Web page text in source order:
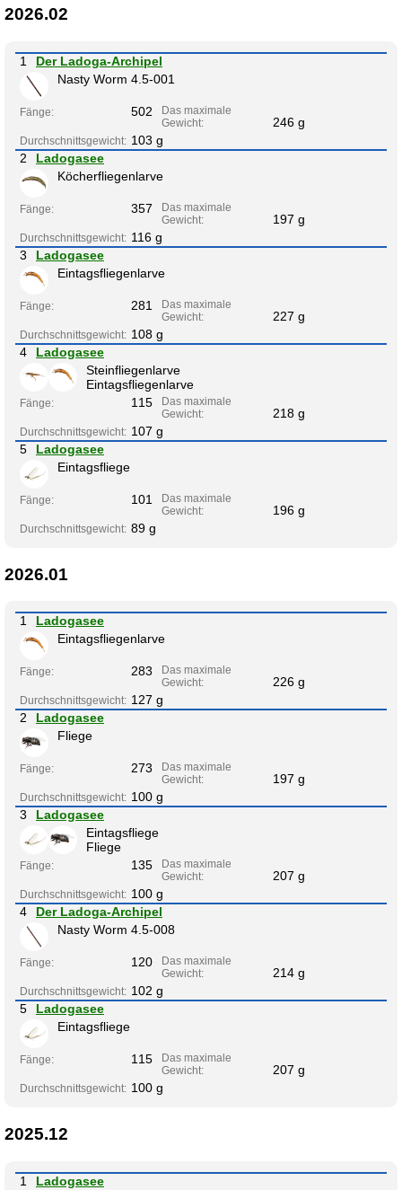
2026.02
1
Der Ladoga-Archipel
Nasty Worm 4.5-001
Fänge: 502
Das maximale
Gewicht:
246 g
Durchschnittsgewicht: 103 g
2
Ladogasee
Köcherfliegenlarve
Fänge: 357
Das maximale
Gewicht:
197 g
Durchschnittsgewicht: 116 g
3
Ladogasee
Eintagsfliegenlarve
Fänge: 281
Das maximale
Gewicht:
227 g
Durchschnittsgewicht: 108 g
4
Ladogasee
Steinfliegenlarve
Eintagsfliegenlarve
Fänge: 115
Das maximale
Gewicht:
218 g
Durchschnittsgewicht: 107 g
5
Ladogasee
Eintagsfliege
Fänge: 101
Das maximale
Gewicht:
196 g
Durchschnittsgewicht: 89 g
2026.01
1
Ladogasee
Eintagsfliegenlarve
Fänge: 283
Das maximale
Gewicht:
226 g
Durchschnittsgewicht: 127 g
2
Ladogasee
Fliege
Fänge: 273
Das maximale
Gewicht:
197 g
Durchschnittsgewicht: 100 g
3
Ladogasee
Eintagsfliege
Fliege
Fänge: 135
Das maximale
Gewicht:
207 g
Durchschnittsgewicht: 100 g
4
Der Ladoga-Archipel
Nasty Worm 4.5-008
Fänge: 120
Das maximale
Gewicht:
214 g
Durchschnittsgewicht: 102 g
5
Ladogasee
Eintagsfliege
Fänge: 115
Das maximale
Gewicht:
207 g
Durchschnittsgewicht: 100 g
2025.12
1
Ladogasee